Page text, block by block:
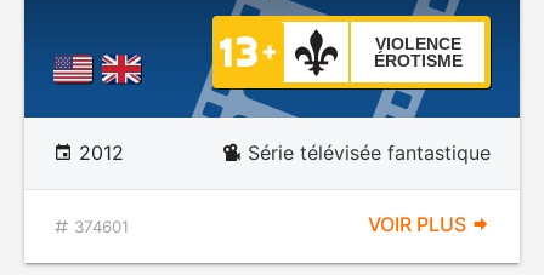
VIOLENCE
ÉROTISME
2012 Série télévisée fantastique
374601 VOIR PLUS